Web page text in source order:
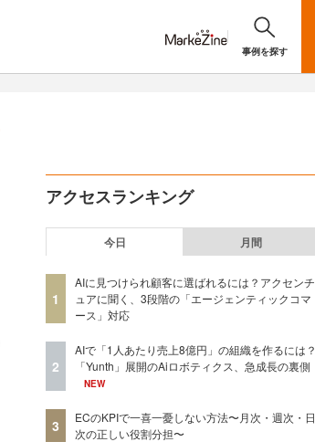
事例を探す
アクセスランキング
今日 月間
1
AIに見つけられ顧客に選ばれるには？アクセンチ
ュアに聞く、3段階の「エージェンティックコマ
ース」対応
2
AIで「1人あたり売上8億円」の組織を作るには？
「Yunth」展開のAiロボティクス、急成長の裏側
NEW
3
ECのKPIで一喜一憂しない方法〜月次・週次・日
次の正しい役割分担〜